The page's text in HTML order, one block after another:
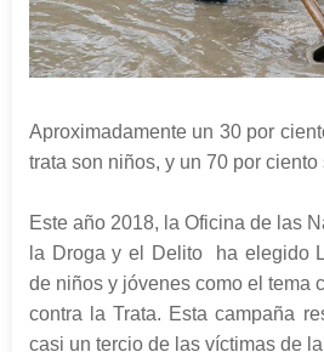
Aproximadamente un 30 por
trata son niños, y un 70 por
Este año 2018, la Oficina de las
la Droga y el Delito ha elegido
de niños y jóvenes como el tema
contra la Trata. Esta campaña
casi un tercio de las víctimas de